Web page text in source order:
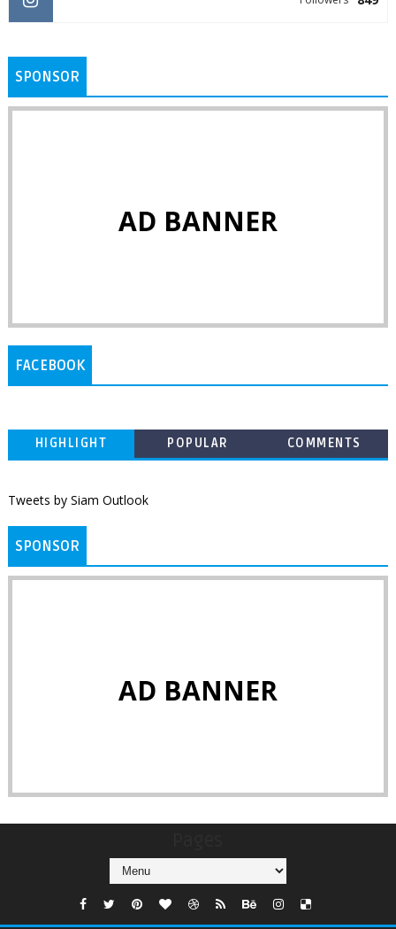
SPONSOR
AD BANNER
FACEBOOK
HIGHLIGHT POPULAR COMMENTS
Tweets by Siam Outlook
SPONSOR
AD BANNER